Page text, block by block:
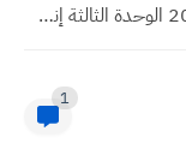
امتحان الكتروني 2026 الوحدة الثالثة إنكليزي صف السادس الابتدائي مع...
1